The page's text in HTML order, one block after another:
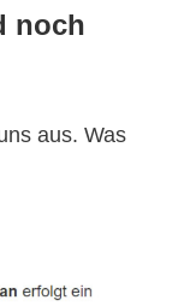
noch
aus. Was